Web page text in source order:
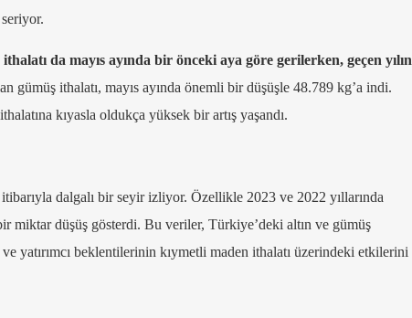
da mayıs ayında bir önceki aya göre gerilerken, geçen yılın
gümüş ithalatı, mayıs ayında önemli bir düşüşle 48.789 kg’a indi.
kıyasla oldukça yüksek bir artış yaşandı.
dalgalı bir seyir izliyor. Özellikle 2023 ve 2022 yıllarında
miktar düşüş gösterdi. Bu veriler, Türkiye’deki altın ve gümüş
yatırımcı beklentilerinin kıymetli maden ithalatı üzerindeki etkilerini